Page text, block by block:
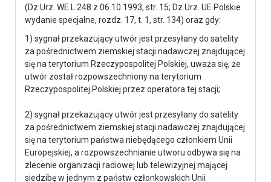
(Dz.Urz. WE L 248 z 06.10.1993, str. 15; Dz.Urz. UE Polskie
wydanie specjalne, rozdz. 17, t. 1, str. 134) oraz gdy:
1) sygnał przekazujący utwór jest przesyłany do satelity
za pośrednictwem ziemskiej stacji nadawczej znajdującej
się na terytorium Rzeczypospolitej Polskiej, uważa się, że
utwór został rozpowszechniony na terytorium
Rzeczypospolitej Polskiej przez operatora tej stacji;
2) sygnał przekazujący utwór jest przesyłany do satelity
za pośrednictwem ziemskiej stacji nadawczej znajdującej
się na terytorium państwa niebędącego członkiem Unii
Europejskiej, a rozpowszechnianie utworu odbywa się na
zlecenie organizacji radiowej lub telewizyjnej mającej
siedzibę w jednym z państw członkowskich Unii